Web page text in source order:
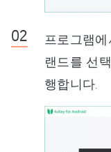
프로그램
랜드를 선
행합니다.